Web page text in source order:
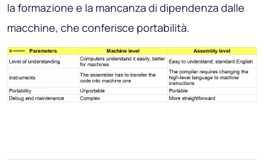
la formazione e la mancanza di dipendenza dalle
macchine, che conferisce portabilità.